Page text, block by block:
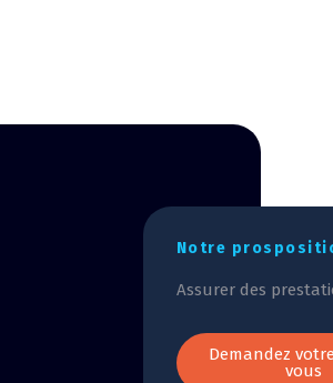
Notre
Assurer des
Demandez
vous